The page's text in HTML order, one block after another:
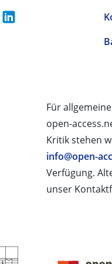
Für
open-
Kritik stehen
info@open-
Verfügung.
unser